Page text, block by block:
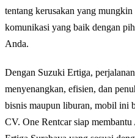
tentang kerusakan yang
komunikasi yang baik dengan
Anda.
Dengan Suzuki Ertiga,
menyenangkan, efisien, dan
bisnis maupun liburan, mobil ini
CV. One Rentcar siap